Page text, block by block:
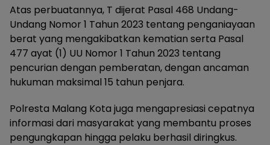
Atas perbuatannya, T dijerat Pasal 468 Undang-
Undang Nomor 1 Tahun 2023 tentang penganiayaan
berat yang mengakibatkan kematian serta Pasal
477 ayat (1) UU Nomor 1 Tahun 2023 tentang
pencurian dengan pemberatan, dengan ancaman
hukuman maksimal 15 tahun penjara.
Polresta Malang Kota juga mengapresiasi cepatnya
informasi dari masyarakat yang membantu proses
pengungkapan hingga pelaku berhasil diringkus.